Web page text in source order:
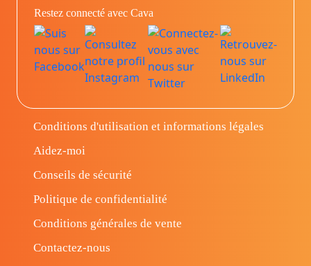
Restez connecté avec Cava
Conditions d'utilisation et informations légales
Aidez-moi
Conseils de sécurité
Politique de confidentialité
Conditions générales de vente
Contactez-nous